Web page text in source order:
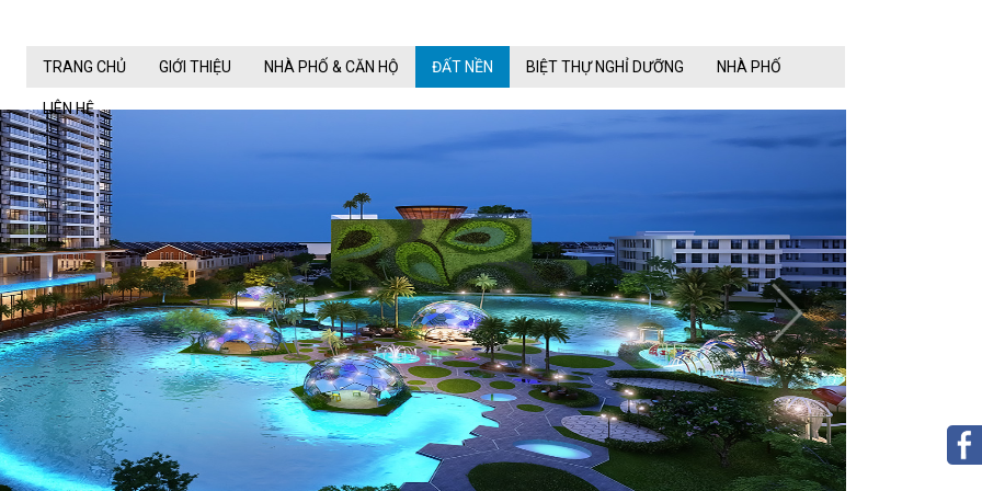
TRANG CHỦ GIỚI THIỆU NHÀ PHỐ & CĂN HỘ ĐẤT NỀN BIỆT THỰ NGHỈ DƯỠNG NHÀ PHỐ
LIÊN HỆ
next